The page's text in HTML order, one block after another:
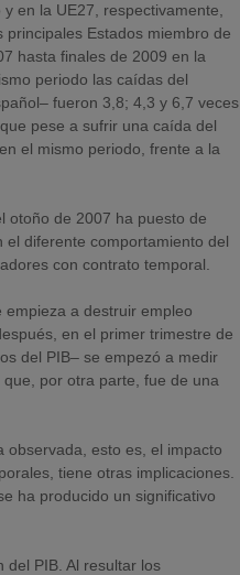
en la UE27, respectivamente,
Estados miembro de
hasta finales de 2009 en la
periodo las caídas del
fueron 3,8; 4,3 y 6,7 veces
pese a sufrir una caída del
el mismo periodo, frente a la
otoño de 2007 ha puesto de
diferente comportamiento del
con contrato temporal.
a destruir empleo
en el primer trimestre de
del PIB– se empezó a medir
por otra parte, fue de una
observada, esto es, el impacto
tiene otras implicaciones.
ha producido un significativo
del PIB. Al resultar los